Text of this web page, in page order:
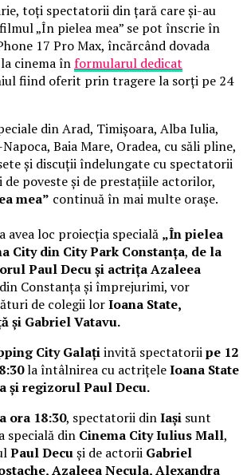
toți spectatorii din țară care și-au
„În pielea mea” se pot înscrie în
17 Pro Max, încărcând dovada
cinema înformularul dedicat
fiind oferit prin tragere la sorți pe 24
din Arad, Timișoara, Alba Iulia,
Baia Mare, Oradea, cu săli pline,
și discuții îndelungate cu spectatorii
poveste și de prestațiile actorilor,
mea” continuă în mai multe orașe.
avea loc proiecția specială „În pielea
City din City Park Constanța, de la
Paul Decu și actrița Azaleea
Constanța și împrejurimi, vor
de colegii lorIoana State,
și Gabriel Vatavu.
City Galațiinvită spectatoriipe 12
la întâlnirea cu actrițeleIoana State
și regizorul Paul Decu.
ora 18:30, spectatorii dinIași sunt
specială din Cinema City Iulius Mall,
Paul Decuși de actorii Gabriel
Azaleea Necula, Alexandra